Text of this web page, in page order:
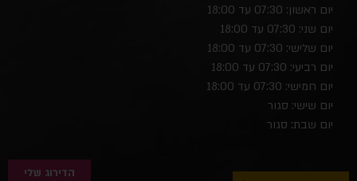
יום ראשון: 07:30 עד 18:00
יום שני: 07:30 עד 18:00
יום שלישי: 07:30 עד 18:00
יום רביעי: 07:30 עד 18:00
יום חמישי: 07:30 עד 18:00
יום שישי: סגור
יום שבת: סגור
הדירוג שלי